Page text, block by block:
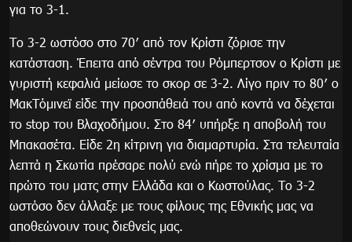
για το 3-1.
Το 3-2 ωστόσο στο 70′ από τον Κρίστι ζόρισε την
κατάσταση. Έπειτα από σέντρα του Ρόμπερτσον ο Κρίστι με
γυριστή κεφαλιά μείωσε το σκορ σε 3-2. Λίγο πριν το 80′ ο
ΜακΤόμινεϊ είδε την προσπάθειά του από κοντά να δέχεται
το stop του Βλαχοδήμου. Στο 84′ υπήρξε η αποβολή του
Μπακασέτα. Είδε 2η κίτρινη για διαμαρτυρία. Στα τελευταία
λεπτά η Σκωτία πρέσαρε πολύ ενώ πήρε το χρίσμα με το
πρώτο του ματς στην Ελλάδα και ο Κωστούλας. Το 3-2
ωστόσο δεν άλλαξε με τους φίλους της Εθνικής μας να
αποθεώνουν τους διεθνείς μας.